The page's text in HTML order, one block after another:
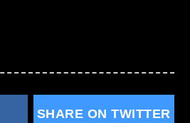
SHARE ON TWITTER